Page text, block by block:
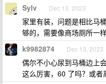
Sylv Dec 13, 2023
家里有装，问题是相比马
够的，需要像商场厕所一
k9982874 Dec 13, 2023
偶尔不小心尿到马桶边上
这么厉害，60 了吗？或者